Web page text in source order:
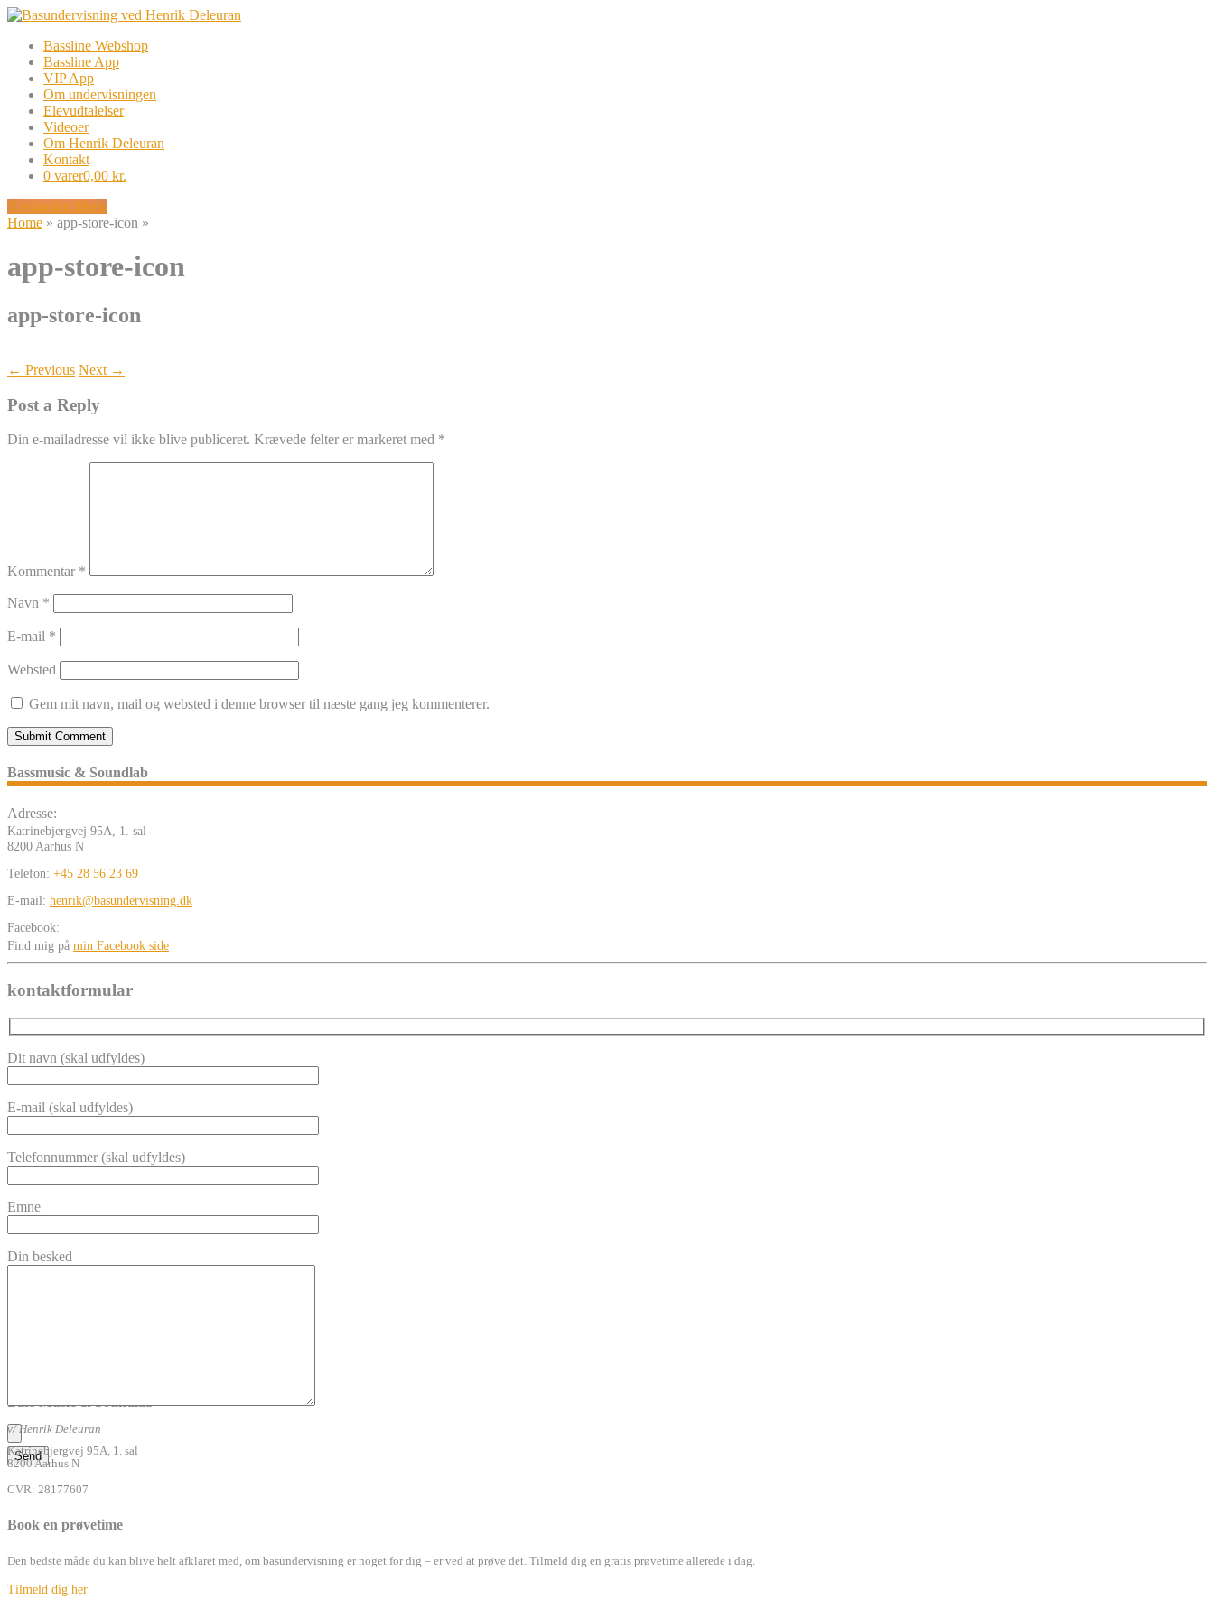
Bassline Webshop
Bassline App
VIP App
Om undervisningen
Elevudtalelser
Videoer
Om Henrik Deleuran
Kontakt
0 varer0,00 kr.
Navigation Menu
Home » app-store-icon »
app-store-icon
app-store-icon
← Previous Next →
Post a Reply
Din e-mailadresse vil ikke blive publiceret. Krævede felter er markeret med *
Kommentar *
Navn *
E-mail *
Websted
Gem mit navn, mail og websted i denne browser til næste gang jeg kommenterer.
Bassmusic & Soundlab
Adresse:
Katrinebjergvej 95A, 1. sal
8200 Aarhus N
Telefon: +45 28 56 23 69
E-mail: henrik@basundervisning.dk
Facebook:
Find mig på min Facebook side
kontaktformular
Dit navn (skal udfyldes)
E-mail (skal udfyldes)
Telefonnummer (skal udfyldes)
Emne
Din besked
Bass Music & Soundlab
v/ Henrik Deleuran
Katrinebjergvej 95A, 1. sal
8200 Aarhus N
CVR: 28177607
Book en prøvetime
Den bedste måde du kan blive helt afklaret med, om basundervisning er noget for dig – er ved at prøve det. Tilmeld dig en gratis prøvetime allerede i dag.
Tilmeld dig her